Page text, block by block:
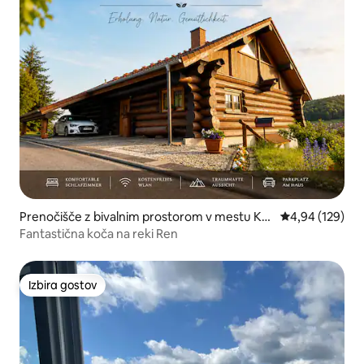
Prenočišče z bivalnim prostorom v mestu Ka
mp-Bornhofen
Povprečna
4,94 (129)
Fantastična koča na reki Ren
Izbira gostov
Izbira gostov